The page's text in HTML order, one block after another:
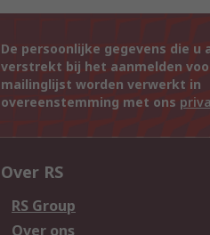
De persoonlijke gegevens die u
verstrekt bij het aanmelden
mailinglijst worden verwerkt in
overeenstemming met ons
Over RS
RS Group
Over ons